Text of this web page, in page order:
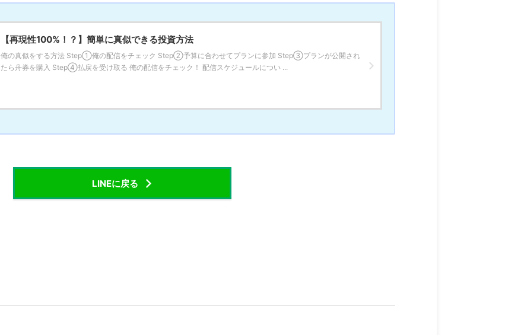
【再現性100%！？】簡単に真似できる投資方法
俺の真似をする方法 Step①俺の配信をチェック Step②予算に合わせてプランに参加 Step③プランが公開され
たら舟券を購入 Step④払戻を受け取る 俺の配信をチェック！ 配信スケジュールについ ...
LINEに戻る